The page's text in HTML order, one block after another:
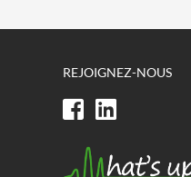
REJOIGNEZ-NOUS